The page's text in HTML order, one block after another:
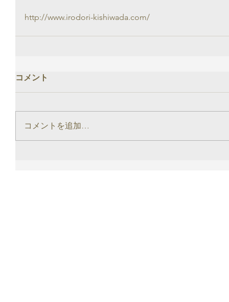
http://www.irodori-kishiwada.com/
コメント
コメントを追加…